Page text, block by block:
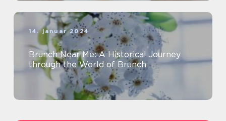
14. januar 2024
Brunch Near Me: A Historical Journey
through the World of Brunch